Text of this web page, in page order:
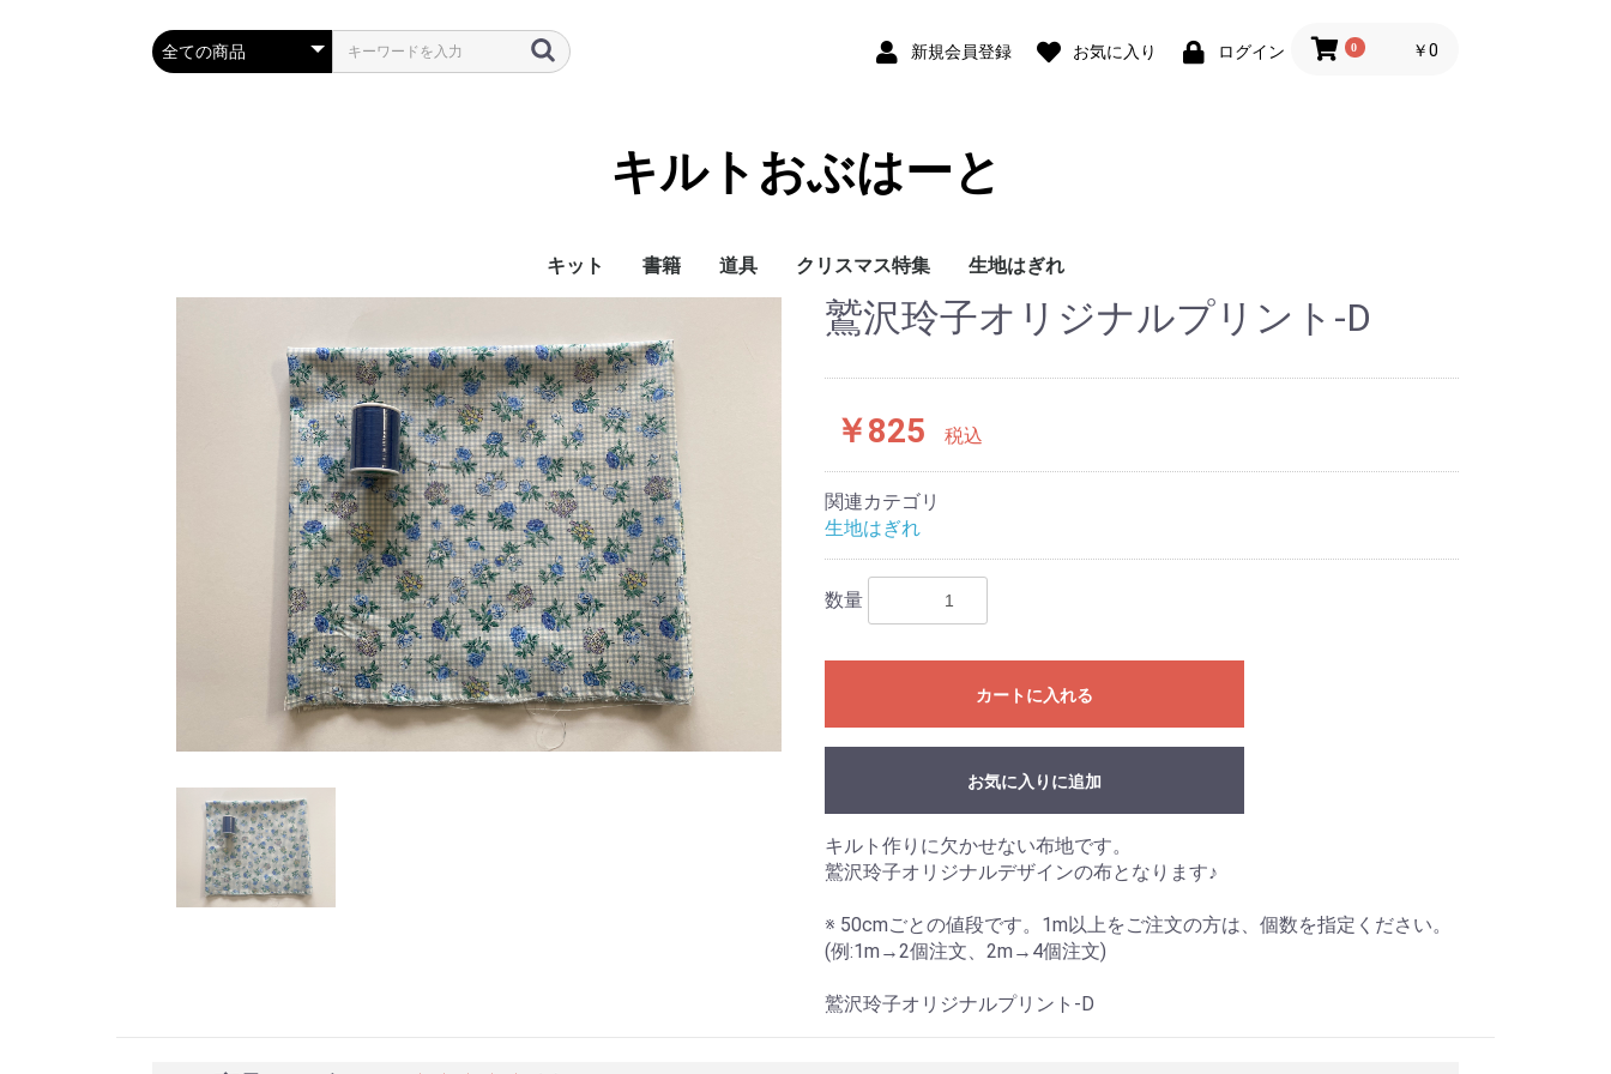
新規会員登録 お気に入り ログイン 0 ￥0
キルトおぶはーと
キット 書籍 道具 クリスマス特集 生地はぎれ
ハギレセット
鷲沢玲子オリジナルプリント-D
￥825 税込
関連カテゴリ
生地はぎれ
数量
カートに入れる
お気に入りに追加
キルト作りに欠かせない布地です。
鷲沢玲子オリジナルデザインの布となります♪
※ 50cmごとの値段です。1m以上をご注文の方は、個数を指定ください。
(例:1m→2個注文、2m→4個注文)
鷲沢玲子オリジナルプリント-D